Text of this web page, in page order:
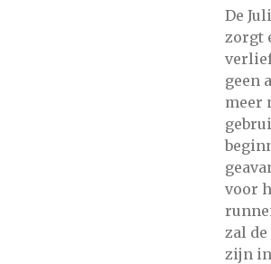
De
zorgt
geen
meer
voor
zal
zijn